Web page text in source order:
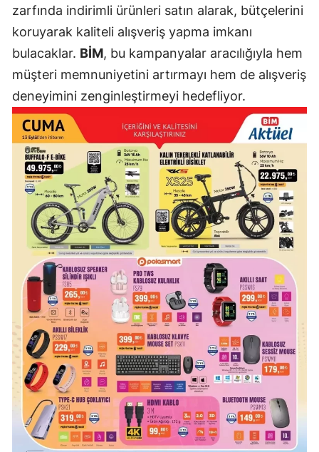
zarfında indirimli ürünleri satın alarak, bütçelerini
koruyarak kaliteli alışveriş yapma imkanı
bulacaklar. BİM, bu kampanyalar aracılığıyla hem
müşteri memnuniyetini artırmayı hem de alışveriş
deneyimini zenginleştirmeyi hedefliyor.